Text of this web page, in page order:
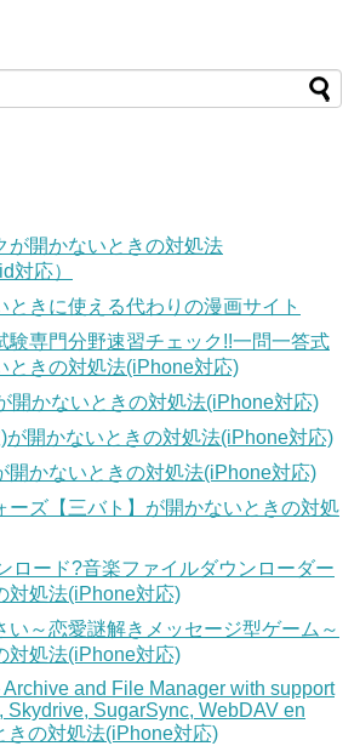
が開かないときの対処法
対応）
ときに使える代わりの漫画サイト
験専門分野速習チェック!!一問一答式
ときの対処法(iPhone対応)
開かないときの対処法(iPhone対応)
が開かないときの対処法(iPhone対応)
開かないときの対処法(iPhone対応)
ーズ【三バト】が開かないときの対処
ロード?音楽ファイルダウンローダー
対処法(iPhone対応)
い～恋愛謎解きメッセージ型ゲーム～
対処法(iPhone対応)
and File Manager with support
Skydrive, SugarSync, WebDAV en
きの対処法(iPhone対応)